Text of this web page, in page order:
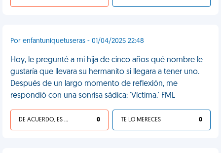
Por enfantuniquetuseras - 01/04/2025 22:48
Hoy, le pregunté a mi hija de cinco años qué nombre le
gustaría que llevara su hermanito si llegara a tener uno.
Después de un largo momento de reflexión, me
respondió con una sonrisa sádica: 'Víctima.' FML
DE ACUERDO, ES UNA VIDA HP 0 TE LO MERECES 0